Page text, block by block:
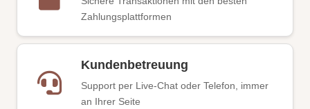
Zahlungsplattformen
Kundenbetreuung
Support per Live-Chat oder Telefon, immer
an Ihrer Seite